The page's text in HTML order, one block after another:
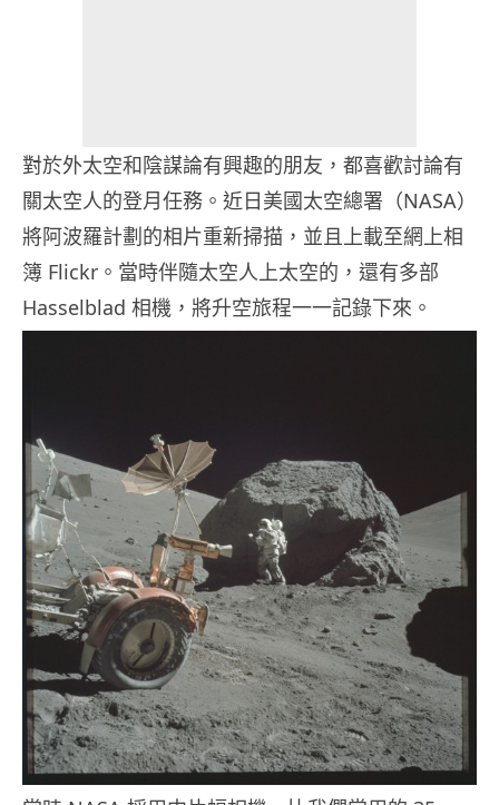
對於外太空和陰謀論有興趣的朋友，都喜歡討論有
關太空人的登月任務。近日美國太空總署（NASA）
將阿波羅計劃的相片重新掃描，並且上載至網上相
簿 Flickr。當時伴隨太空人上太空的，還有多部
Hasselblad 相機，將升空旅程一一記錄下來。